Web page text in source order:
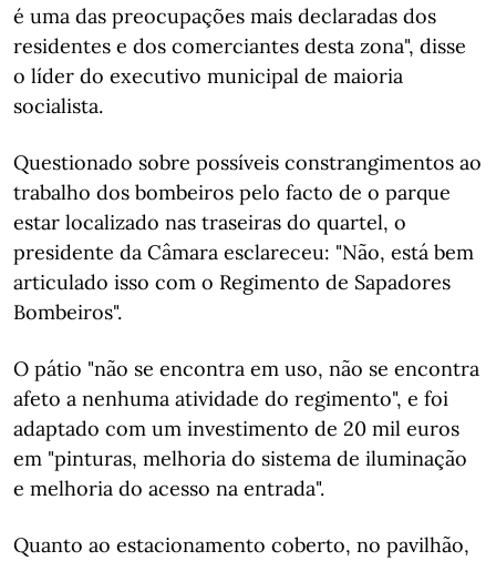
é uma das preocupações mais declaradas dos
residentes e dos comerciantes desta zona", disse
o líder do executivo municipal de maioria
socialista.
Questionado sobre possíveis constrangimentos ao
trabalho dos bombeiros pelo facto de o parque
estar localizado nas traseiras do quartel, o
presidente da Câmara esclareceu: "Não, está bem
articulado isso com o Regimento de Sapadores
Bombeiros".
O pátio "não se encontra em uso, não se encontra
afeto a nenhuma atividade do regimento", e foi
adaptado com um investimento de 20 mil euros
em "pinturas, melhoria do sistema de iluminação
e melhoria do acesso na entrada".
Quanto ao estacionamento coberto, no pavilhão,